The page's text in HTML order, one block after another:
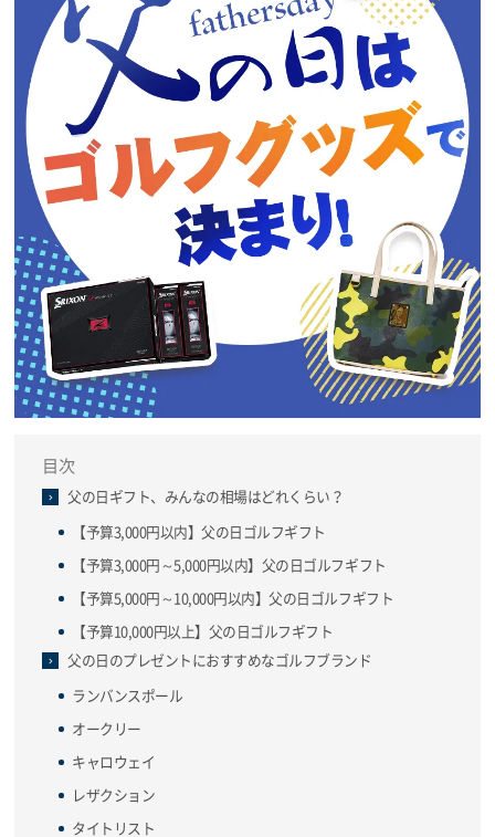
目次
父の日ギフト、みんなの相場はどれくらい？
【予算3,000円以内】父の日ゴルフギフト
【予算3,000円～5,000円以内】父の日ゴルフギフト
【予算5,000円～10,000円以内】父の日ゴルフギフト
【予算10,000円以上】父の日ゴルフギフト
父の日のプレゼントにおすすめなゴルフブランド
ランバンスポール
オークリー
キャロウェイ
レザクション
タイトリスト